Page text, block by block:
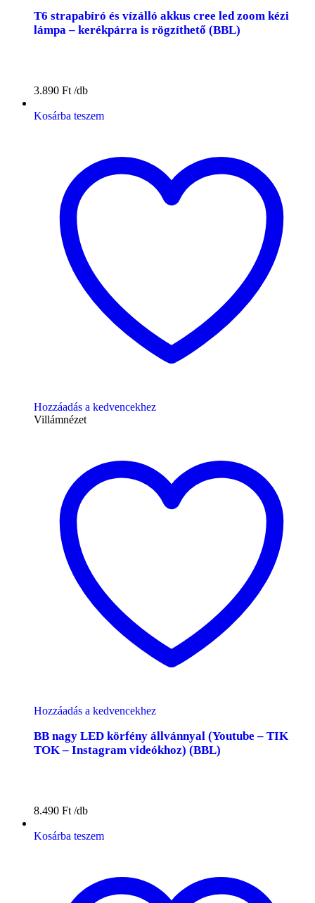
T6 strapabíró és vízálló akkus cree led zoom kézi
lámpa – kerékpárra is rögzíthető (BBL)
3.890 Ft
Kosárba teszem
Hozzáadás a kedvencekhez
Villámnézet
Hozzáadás a kedvencekhez
BB nagy LED körfény állvánnyal (Youtube – TIK
TOK – Instagram videókhoz) (BBL)
8.490 Ft
Kosárba teszem